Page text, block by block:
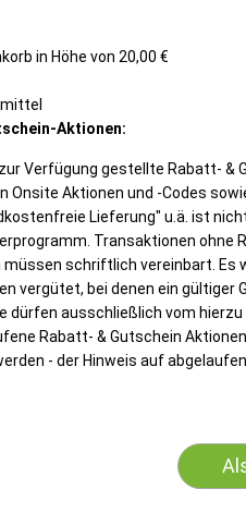
in Höhe von 20,00 €
Aktionen:
zur Verfügung gestellte Rabatt- &
Onsite Aktionen und -Codes
Lieferung" u.ä. ist
Transaktionen ohne
schriftlich vereinbart. Es
vergütet, bei denen ein gültiger
dürfen ausschließlich vom
Rabatt- & Gutschein
- der Hinweis auf